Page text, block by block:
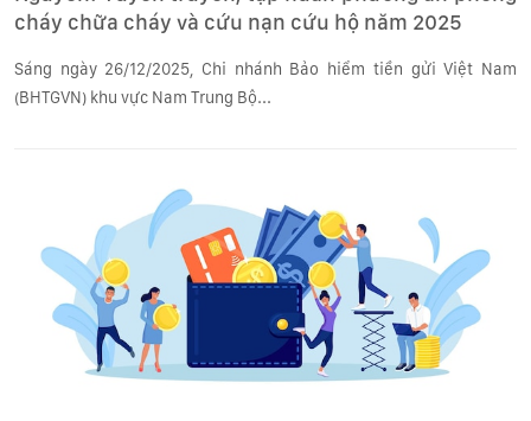
cháy chữa cháy và cứu nạn cứu hộ năm 2025
Sáng ngày 26/12/2025, Chi nhánh Bảo hiểm tiền gửi Việt Nam
(BHTGVN) khu vực Nam Trung Bộ...